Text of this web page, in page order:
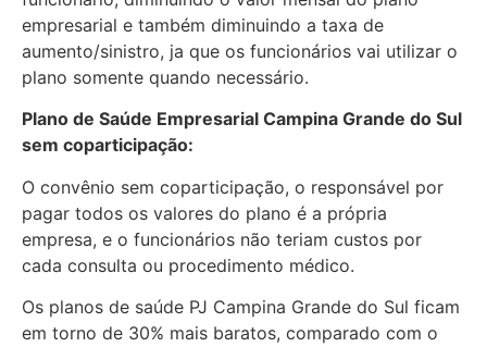
empresarial e também diminuindo a taxa de
aumento/sinistro, ja que os funcionários vai utilizar o
plano somente quando necessário.
Plano de Saúde Empresarial Campina Grande do Sul
sem coparticipação:
O convênio sem coparticipação, o responsável por
pagar todos os valores do plano é a própria
empresa, e o funcionários não teriam custos por
cada consulta ou procedimento médico.
Os planos de saúde PJ Campina Grande do Sul ficam
em torno de 30% mais baratos, comparado com o